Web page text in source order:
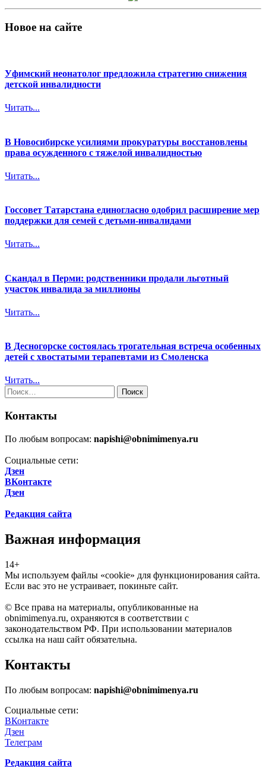
Новое на сайте
Уфимский неонатолог предложила стратегию снижения
детской инвалидности
Читать...
В Новосибирске усилиями прокуратуры восстановлены
права осужденного с тяжелой инвалидностью
Читать...
Госсовет Татарстана единогласно одобрил расширение мер
поддержки для семей с детьми-инвалидами
Читать...
Скандал в Перми: родственники продали льготный
участок инвалида за миллионы
Читать...
В Десногорске состоялась трогательная встреча особенных
детей с хвостатыми терапевтами из Смоленска
Читать...
Найти:
Контакты
По любым вопросам: napishi@obnimimenya.ru
Социальные сети:
Дзен
ВКонтакте
Дзен
Редакция сайта
Важная информация
14+
Мы используем файлы «cookie» для функционирования сайта.
Если вас это не устраивает, покиньте сайт.
© Все права на материалы, опубликованные на
obnimimenya.ru, охраняются в соответствии с
законодательством РФ. При использовании материалов
ссылка на наш сайт обязательна.
Контакты
По любым вопросам: napishi@obnimimenya.ru
Социальные сети:
ВКонтакте
Дзен
Телеграм
Редакция сайта